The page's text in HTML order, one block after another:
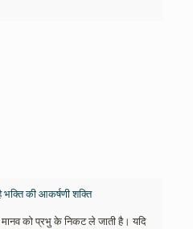
की आकर्षणी शक्ति
को प्रभु के निकट ले जाती है। यदि